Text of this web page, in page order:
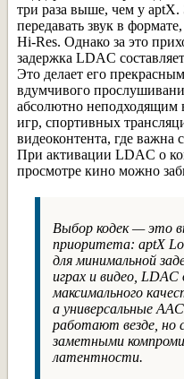
три раза выше, чем у aptX.
передавать звук в
Hi-Res. Однако за это
задержка LDAC
Это делает его
вдумчивого
абсолютно неподходящим
игр, спортивных
видеоконтента, где важна
При активации LDAC о
просмотре кино можно
Выбор кодек — это
приоритета: aptX
для минимальной
играх и видео, LDAC
максимального
а универсальные
работают везде, но
заметными
латентности.